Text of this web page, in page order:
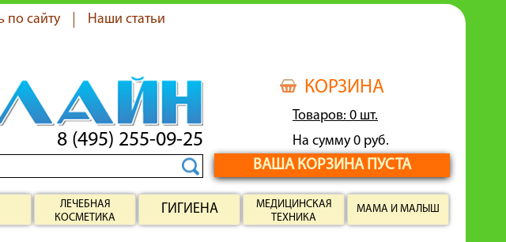
сайту Наши статьи
КОРЗИНА
Товаров: 0 шт.
На сумму 0 руб.
ВАША КОРЗИНА ПУСТА
8 (495) 255-09-25
ЛЕЧЕБНАЯ
КОСМЕТИКА
ГИГИЕНА
МЕДИЦИНСКАЯ
ТЕХНИКА
МАМА И МАЛЫШ